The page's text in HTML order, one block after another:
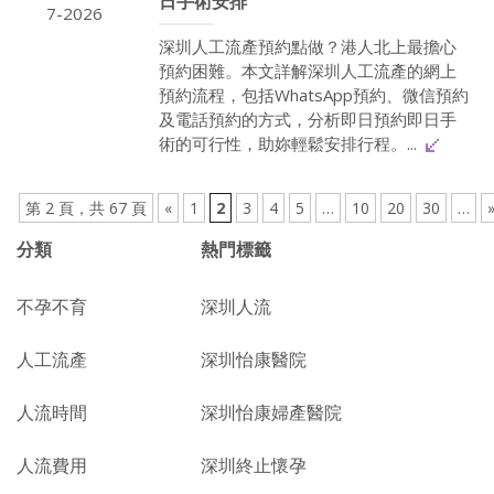
7-2026
深圳人工流產預約點做？港人北上最擔心
預約困難。本文詳解深圳人工流產的網上
預約流程，包括WhatsApp預約、微信預約
及電話預約的方式，分析即日預約即日手
術的可行性，助妳輕鬆安排行程。...
第 2 頁，共 67 頁 « 1 2 3 4 5 … 10 20 30 … »
分類
不孕不育
人工流產
人流時間
人流費用
熱門標籤
深圳人流
深圳怡康醫院
深圳怡康婦產醫院
深圳終止懷孕